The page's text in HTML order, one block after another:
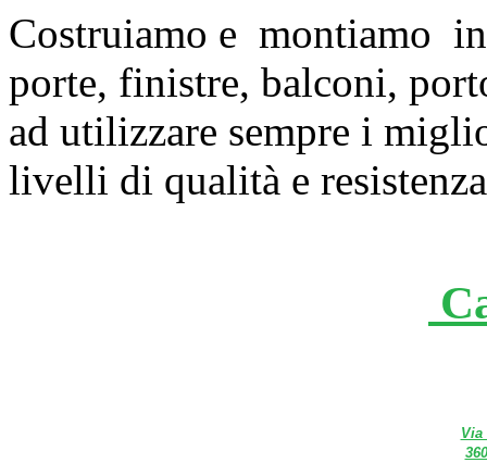
Costruiamo e montiamo
porte, finistre, balconi,
ad utilizzare sempre i
livelli di qualità e
Via